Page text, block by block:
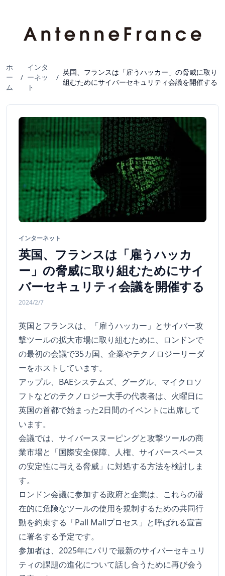
ホ
ー
ム
/
インタ
ーネッ
ト
/
英国、フランスは「雇うハッカー」の脅威に取り
組むためにサイバーセキュリティ会議を開催する
インターネット
英国、フランスは「雇うハッカ
ー」の脅威に取り組むためにサイ
バーセキュリティ会議を開催する
2024/2/7
英国とフランスは、「雇うハッカー」とサイバー攻
撃ツールの拡大市場に取り組むために、ロンドンで
の最初の会議で35カ国、企業やテクノロジーリーダ
ーをホストしています。
アップル、BAEシステムズ、グーグル、マイクロソ
フトなどのテクノロジー大手の代表者は、火曜日に
英国の首都で始まった2日間のイベントに出席して
います。
会議では、サイバースヌーピングと攻撃ツールの商
業市場と「国際安全保障、人権、サイバースペース
の安定性に与える脅威」に対処する方法を検討しま
す。
ロンドン会議に参加する政府と企業は、これらの潜
在的に危険なツールの使用を規制するための共同行
動を約束する「Pall Mallプロセス」と呼ばれる宣言
に署名する予定です。
参加者は、2025年にパリで最新のサイバーセキュリ
ティの課題の進化について話し合うために再び会う